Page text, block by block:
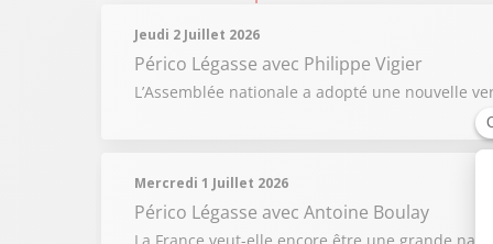
Jeudi 2 Juillet 2026
Périco Légasse avec Philippe Vigier
L’Assemblée nationale a adopté une nouvelle
Mercredi 1 Juillet 2026
Périco Légasse avec Antoine Boulay